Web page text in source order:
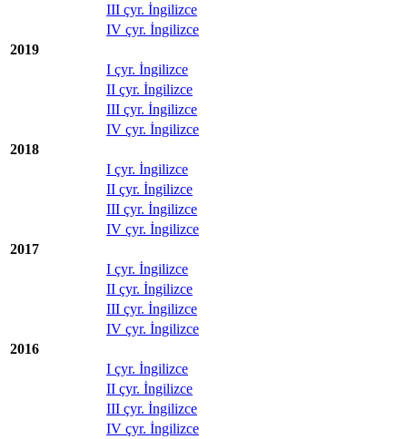
III çyr. İngilizce
IV çyr. İngilizce
2019
I çyr. İngilizce
II çyr. İngilizce
III çyr. İngilizce
IV çyr. İngilizce
2018
I çyr. İngilizce
II çyr. İngilizce
III çyr. İngilizce
IV çyr. İngilizce
2017
I çyr. İngilizce
II çyr. İngilizce
III çyr. İngilizce
IV çyr. İngilizce
2016
I çyr. İngilizce
II çyr. İngilizce
III çyr. İngilizce
IV çyr. İngilizce